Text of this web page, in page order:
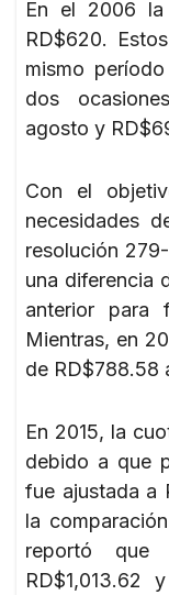
En el 2006 la
RD$620.
mismo
dos
agosto y
Con el
necesidades
resolución
una diferencia
anterior para
Mientras, en
de RD$788.58
En 2015, la
debido a que
fue ajustada a
la
reportó
RD$1,013.62